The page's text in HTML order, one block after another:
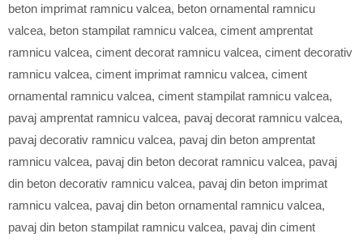
beton imprimat ramnicu valcea, beton ornamental ramnicu
valcea, beton stampilat ramnicu valcea, ciment amprentat
ramnicu valcea, ciment decorat ramnicu valcea, ciment decorativ
ramnicu valcea, ciment imprimat ramnicu valcea, ciment
ornamental ramnicu valcea, ciment stampilat ramnicu valcea,
pavaj amprentat ramnicu valcea, pavaj decorat ramnicu valcea,
pavaj decorativ ramnicu valcea, pavaj din beton amprentat
ramnicu valcea, pavaj din beton decorat ramnicu valcea, pavaj
din beton decorativ ramnicu valcea, pavaj din beton imprimat
ramnicu valcea, pavaj din beton ornamental ramnicu valcea,
pavaj din beton stampilat ramnicu valcea, pavaj din ciment